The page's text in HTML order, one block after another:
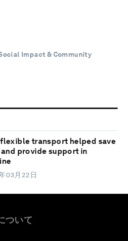
Impact & Community
flexible transport helped save
provide support in
03月22日
ついて